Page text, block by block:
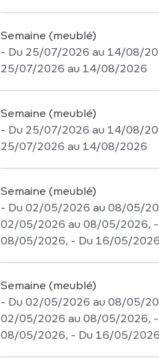
Semaine (meublé)
- Du 25/07/2026 au 14/08/
25/07/2026 au 14/08/2026
Semaine (meublé)
- Du 25/07/2026 au 14/08/
25/07/2026 au 14/08/2026
Semaine (meublé)
- Du 02/05/2026 au 08/05/
02/05/2026 au 08/05/2026,
08/05/2026, - Du 16/05/
Semaine (meublé)
- Du 02/05/2026 au 08/05/
02/05/2026 au 08/05/2026,
08/05/2026, - Du 16/05/